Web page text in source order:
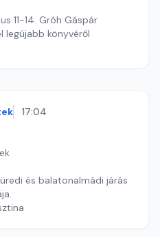
11-14. Gróh Gáspár
könyvéről
17:04
és balatonalmádi járás